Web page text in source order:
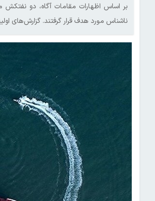
بر اساس اظهارات مقامات آگاه، دو
ناشناس مورد هدف قرار گرفتند. گزارش‌های